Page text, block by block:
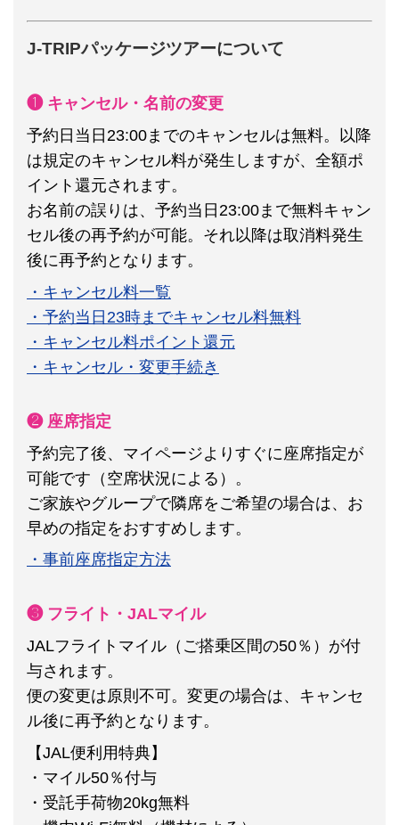
J-TRIPパッケージツアーについて
❶ キャンセル・名前の変更
予約日当日23:00までのキャンセルは無料。以降
は規定のキャンセル料が発生しますが、全額ポ
イント還元されます。
お名前の誤りは、予約当日23:00まで無料キャン
セル後の再予約が可能。それ以降は取消料発生
後に再予約となります。
・キャンセル料一覧
・予約当日23時までキャンセル料無料
・キャンセル料ポイント還元
・キャンセル・変更手続き
❷ 座席指定
予約完了後、マイページよりすぐに座席指定が
可能です（空席状況による）。
ご家族やグループで隣席をご希望の場合は、お
早めの指定をおすすめします。
・事前座席指定方法
❸ フライト・JALマイル
JALフライトマイル（ご搭乗区間の50％）が付
与されます。
便の変更は原則不可。 変更の場合は、キャンセ
ル後に再予約となります。
【JAL便利用特典】
・マイル50％付与
・受託手荷物20kg無料